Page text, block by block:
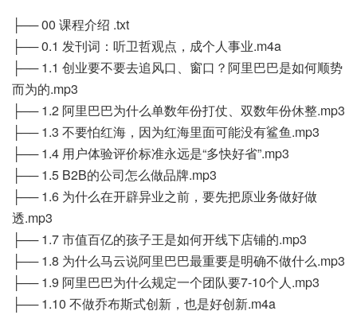
├── 00 课程介绍 .txt
├── 0.1 发刊词：听卫哲观点，成个人事业.m4a
├── 1.1 创业要不要去追风口、窗口？阿里巴巴是如何顺势
而为的.mp3
├── 1.2 阿里巴巴为什么单数年份打仗、双数年份休整.mp3
├── 1.3 不要怕红海，因为红海里面可能没有鲨鱼.mp3
├── 1.4 用户体验评价标准永远是“多快好省”.mp3
├── 1.5 B2B的公司怎么做品牌.mp3
├── 1.6 为什么在开辟异业之前，要先把原业务做好做
透.mp3
├── 1.7 市值百亿的孩子王是如何开线下店铺的.mp3
├── 1.8 为什么马云说阿里巴巴最重要是明确不做什么.mp3
├── 1.9 阿里巴巴为什么规定一个团队要7-10个人.mp3
├── 1.10 不做乔布斯式创新，也是好创新.m4a